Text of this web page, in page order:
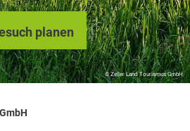
© Zeller Land Tourismus GmbH
planen